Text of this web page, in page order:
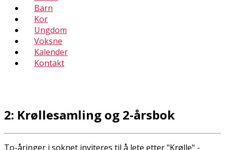
Barn
Kor
Ungdom
Voksne
Kalender
Kontakt
2: Krøllesamling og 2-årsbok
To-åringer i soknet inviteres til å lete etter "Krølle" -